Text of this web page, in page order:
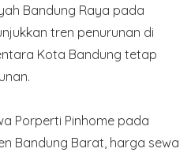
Bandung Raya pada
tren penurunan di
Kota Bandung tetap
Porperti Pinhome pada
Bandung Barat, harga sewa